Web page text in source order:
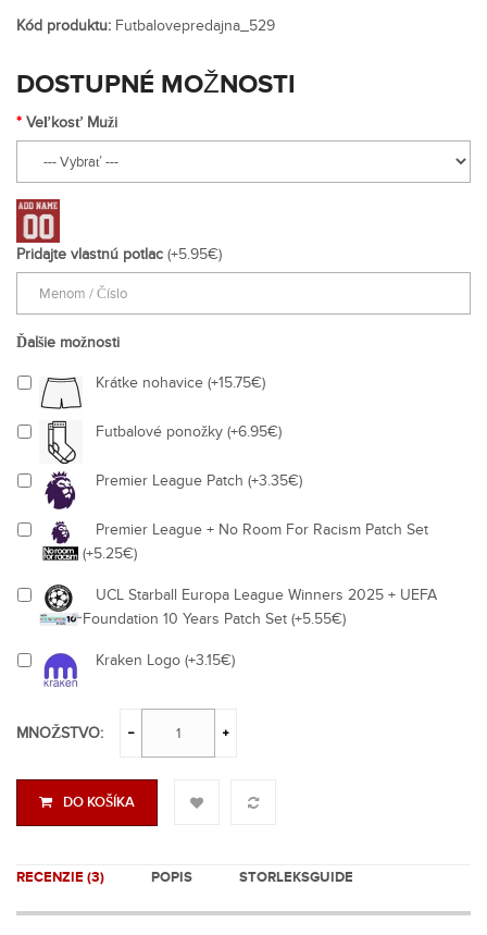
Kód produktu: Futbalovepredajna_529
DOSTUPNÉ MOŽNOSTI
Veľkosť Muži
Pridajte vlastnú potlac (+5.95€)
Ďalšie možnosti
Krátke nohavice (+15.75€)
Futbalové ponožky (+6.95€)
Premier League Patch (+3.35€)
Premier League + No Room For Racism Patch Set
(+5.25€)
UCL Starball Europa League Winners 2025 + UEFA
Foundation 10 Years Patch Set (+5.55€)
Kraken Logo (+3.15€)
MNOŽSTVO:
DO KOŠÍKA
RECENZIE (3) POPIS STORLEKSGUIDE